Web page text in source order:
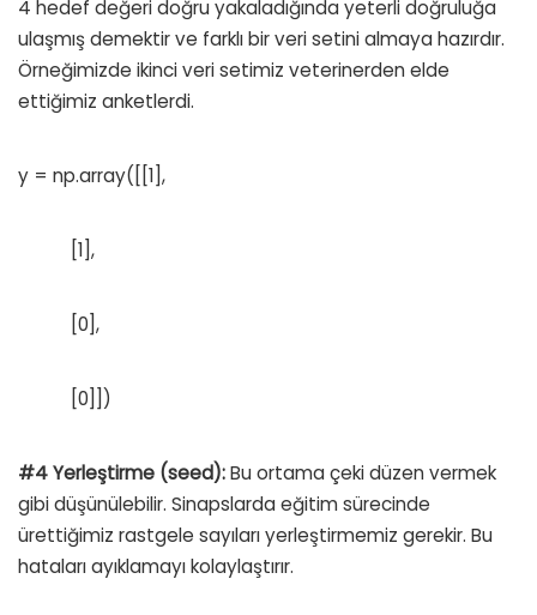
4 hedef değeri doğru yakaladığında yeterli doğruluğa
ulaşmış demektir ve farklı bir veri setini almaya hazırdır.
Örneğimizde ikinci veri setimiz veterinerden elde
ettiğimiz anketlerdi.
y = np.array([[1],
[1],
[0],
[0]])
#4 Yerleştirme (seed):Bu ortama çeki düzen vermek
gibi düşünülebilir. Sinapslarda eğitim sürecinde
ürettiğimiz rastgele sayıları yerleştirmemiz gerekir. Bu
hataları ayıklamayı kolaylaştırır.